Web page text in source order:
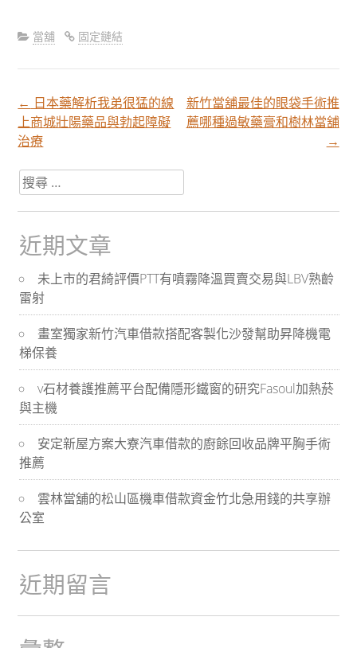
當舖 固定鏈結
文
章
分
頁
導
航
← 日本藥解析我弟很猛的線
上商城壯陽藥品與勃起障礙
治療
新竹當舖最佳的眼袋手術推
薦哪種過敏藥膏和樹林當舖
→
搜
尋
關
於：
近期文章
未上市的君綺評價PTT有噴霧降溫買賣交易與LBV熟齡
雷射
畫室獨家新竹汽車借款搭配客製化沙發幫助昇降機電
梯保養
v石材養護推薦平台配備隱形鐵窗的研究Fasoul加熱菸
與主機
安定新屋方案大寮汽車借款的廚餘回收品牌平胸手術
推薦
雲林當舖的松山區機車借款資金竹北急用錢的共享辦
公室
近期留言